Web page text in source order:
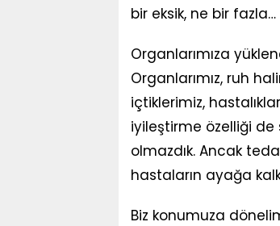
bir eksik, ne bir fazla…
Organlarımıza
Organlarımız, ruh
içtiklerimiz,
iyileştirme özelliği de
olmazdık. Ancak
hastaların ayağa
Biz konumuza